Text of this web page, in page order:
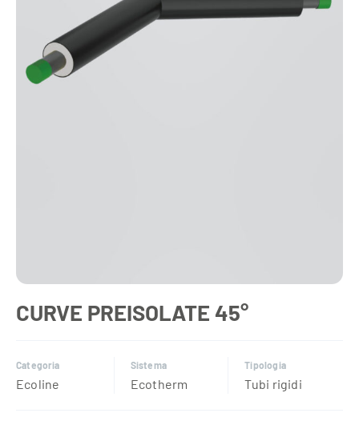
CURVE PREISOLATE 45°
Categoria
Ecoline
Sistema
Ecotherm
Tipologia
Tubi rigidi